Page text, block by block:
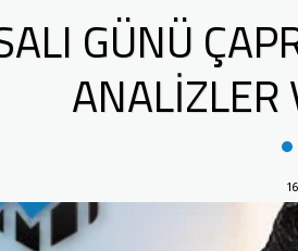
GÜNÜ
ANALIZLER
16